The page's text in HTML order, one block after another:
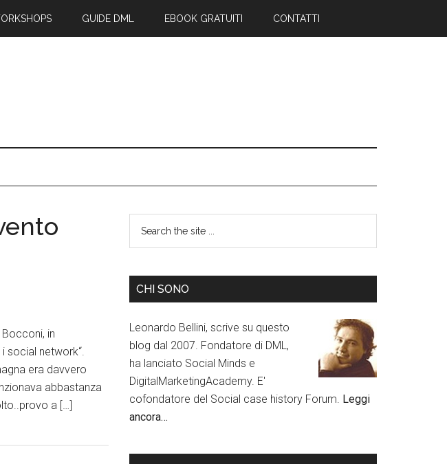
GUIDE DML EBOOK GRATUITI CONTATTI
in
social network“.
era davvero
abbastanza
a […]
CHI SONO
Leonardo Bellini, scrive su questo
blog dal 2007. Fondatore di DML,
ha lanciato Social Minds e
DigitalMarketingAcademy. E'
cofondatore del Social case history Forum. Leggi
ancora…